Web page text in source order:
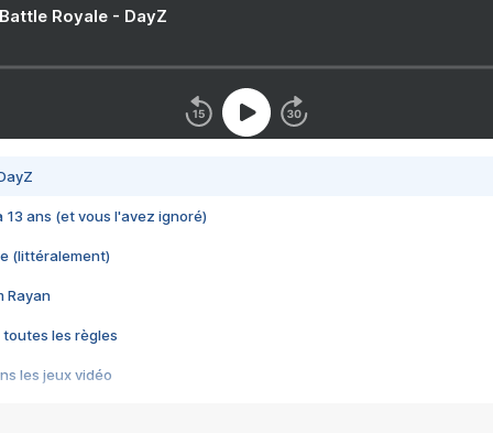
Royale - DayZ
13 ans (et vous l'avez ignoré)
(littéralement)
Rayan
toutes les règles
les jeux vidéo